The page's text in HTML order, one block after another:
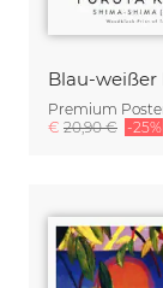
Premium
€ 20,90 € -25%